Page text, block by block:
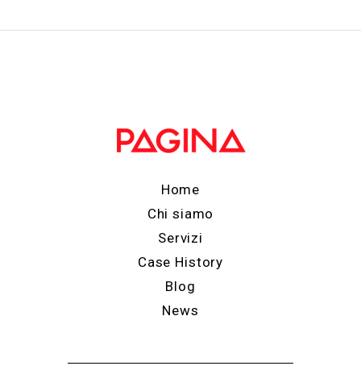
Home
Chi siamo
Servizi
Case History
Blog
News